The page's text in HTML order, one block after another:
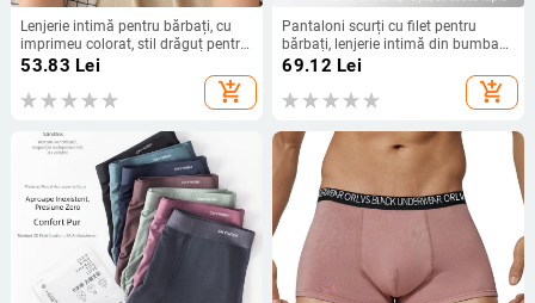
Lenjerie intimă pentru bărbați, cu
imprimeu colorat, stil drăguț pentru
tineri, talie medie, boxeri
confortabili, prietenoși cu pielea,
Zhongshan, en-gros
53.83 Lei
add_shopping_cart
Pantaloni scurți cu filet pentru
bărbați, lenjerie intimă din bumbac
elastic, confortabili, lejeri, mărimi
plus, boxeri, pantaloni de pijama,
boxeri
69.12 Lei
add_shopping_cart